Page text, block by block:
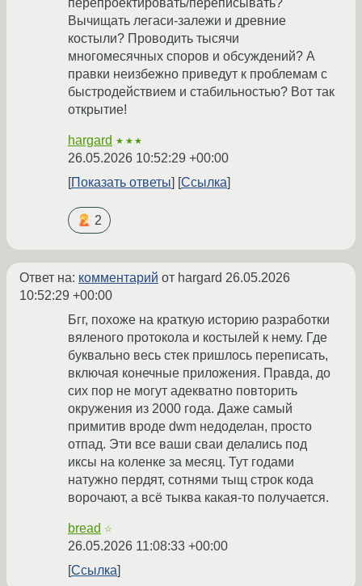
перепроектировать/переписывать?
Вычищать легаси-залежи и древние
костыли? Проводить тысячи
многомесячных споров и обсуждений? А
правки неизбежно приведут к проблемам с
быстродействием и стабильностью? Вот так
открытие!
hargard ★★★
26.05.2026 10:52:29 +00:00
Показать ответы
Ссылка
2
Ответ на: комментарий от hargard 26.05.2026
10:52:29 +00:00
Бгг, похоже на краткую историю разработки
вяленого протокола и костылей к нему. Где
буквально весь стек пришлось переписать,
включая конечные приложения. Правда, до
сих пор не могут адекватно повторить
окружения из 2000 года. Даже самый
примитив вроде dwm недоделан, просто
отпад. Эти все ваши сваи делались под
иксы на коленке за месяц. Тут годами
натужно пердят, сотнями тыщ строк кода
ворочают, а всё тыква какая-то получается.
bread ☆
26.05.2026 11:08:33 +00:00
Ссылка